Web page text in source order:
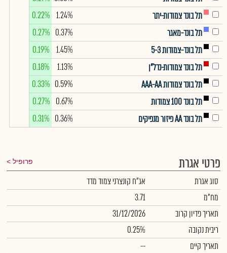
תל בונד צמודות-יתר
1.24%
0.22%
תל בונד-מאגר
0.37%
0.27%
תל בונד-צמודות 5-3
1.45%
0.19%
תל בונד צמודות-נדל"ן
1.13%
0.18%
תל בונד צמודות AAA-AA
0.59%
0.33%
תל בונד 100 צמודות
0.67%
0.27%
תל בונד AA פיזור מנפיקים
0.36%
0.31%
פרטי אגרת פרופיל
סוג אגרת
אג"ח קונצרני צמוד מדד
מח"מ
3.71
תאריך פדיון קרוב
31/12/2026
ריבית נקובה
0.25%
תאריך קיים
--